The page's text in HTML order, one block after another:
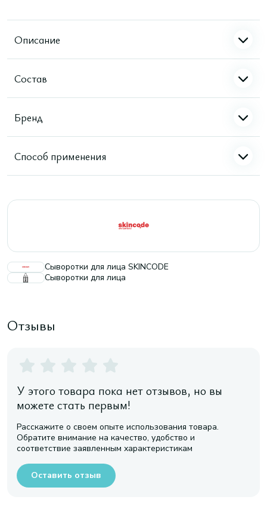
Описание
Состав
Бренд
Способ применения
Сыворотки для лица SKINCODE
Сыворотки для лица
Отзывы
У этого товара пока нет отзывов, но вы
можете стать первым!
Расскажите о своем опыте использования товара.
Обратите внимание на качество, удобство и
соответствие заявленным характеристикам
Оставить отзыв